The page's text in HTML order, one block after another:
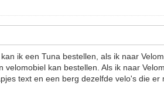
ik een Tuna bestellen, als ik naar
velomobiel kan bestellen. Als ik naar
text en een berg dezelfde velo's die er